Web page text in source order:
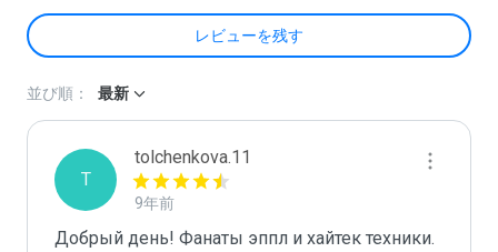
レビューを残す
並び順： 最新
T
tolchenkova.11
9年前
Добрый день! Фанаты эппл и хайтек техники.